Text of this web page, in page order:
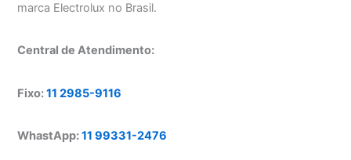
marca Electrolux no Brasil.
Central de Atendimento:
Fixo:11 2985-9116
WhastApp:11 99331-2476